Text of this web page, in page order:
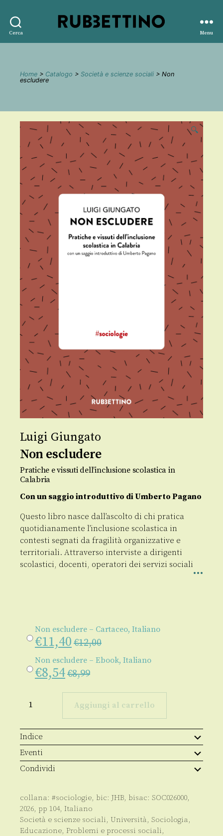
Cerca
editore
Menu
Home > Catalogo > Società e scienze sociali > Non
escludere
🔍
Luigi Giungato
Non escludere
Pratiche e vissuti dell’inclusione scolastica in
Calabria
Con un saggio introduttivo di Umberto Pagano
Questo libro nasce dall’ascolto di chi pratica
quotidianamente l’inclusione scolastica in
contesti segnati da fragilità organizzative e
territoriali. Attraverso interviste a dirigenti
scolastici, docenti, operatori dei servizi sociali
Non escludere – Cartaceo, Italiano
€11,40 €12,00
Non escludere – Ebook, Italiano
€8,54€8,99
escludere
Aggiungi al carrello
Indice
Eventi
Condividi
collana: #sociologie, bic: JHB, bisac: SOC026000,
2026, pp 104, Italiano
Società e scienze sociali, Università, Sociologia,
Educazione, Problemi e processi sociali,